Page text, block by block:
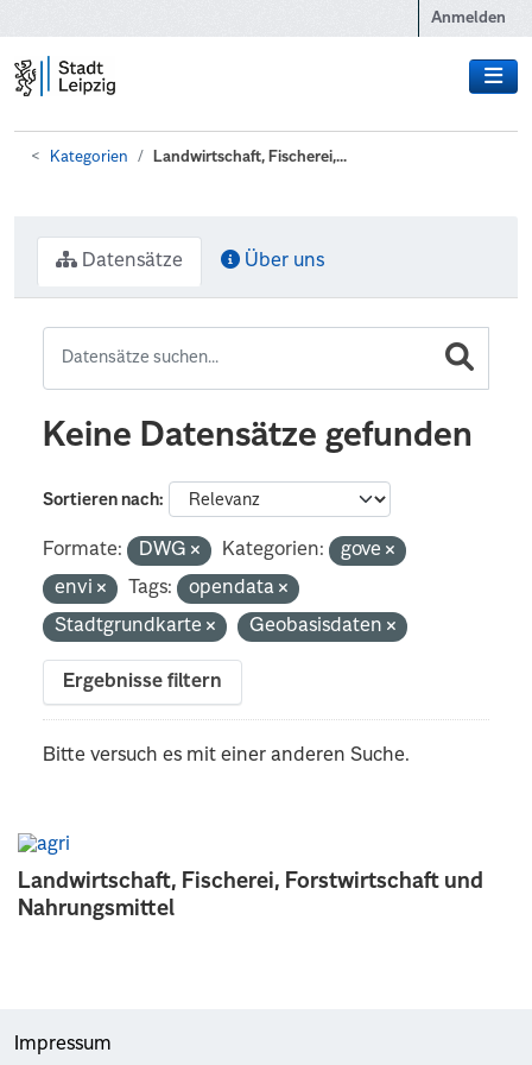
Anmelden
Kategorien Landwirtschaft, Fischerei,...
Landwirtschaft, Fischerei, Forstwirtschaft und
Nahrungsmittel
Datensätze Über uns
Keine Datensätze gefunden
Sortieren nach
Formate: DWG Kategorien:
gove
envi
Tags:
opendata
Stadtgrundkarte
Geobasisdaten
Ergebnisse filtern
Bitte versuch es mit einer anderen Suche.
Impressum